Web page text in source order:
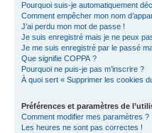
Pourquoi suis-je automatiquement
Comment empêcher mon nom
J’ai perdu mon mot de passe !
Je suis enregistré mais je ne peux
Je me suis enregistré par le passé
Que signifie COPPA ?
Pourquoi ne puis-je pas m’inscrire ?
À quoi sert « Supprimer les cookies
Préférences et paramètres de
Comment modifier mes paramètres ?
Les heures ne sont pas correctes !